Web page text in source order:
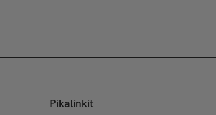
Pikalinkit